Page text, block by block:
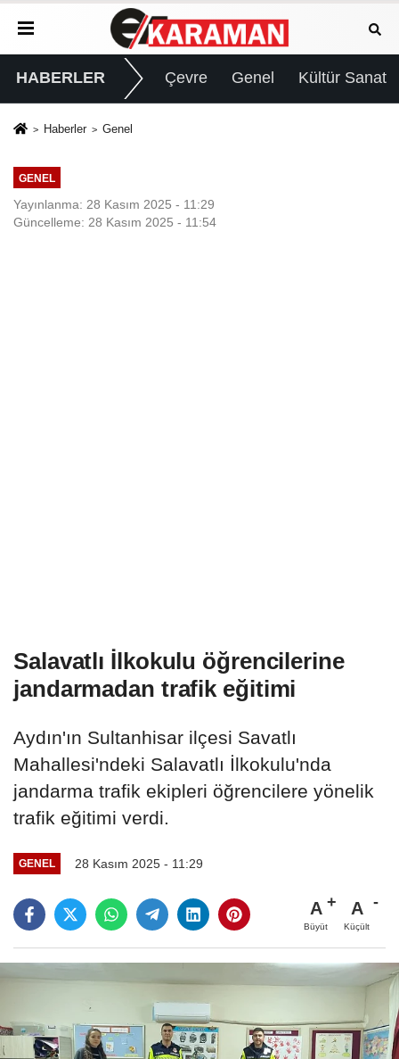
HABERLER Çevre Genel Kültür Sanat
Haberler Genel
GENEL
Yayınlanma: 28 Kasım 2025 - 11:29
Güncelleme: 28 Kasım 2025 - 11:54
Salavatlı İlkokulu öğrencilerine
jandarmadan trafik eğitimi
Aydın'ın Sultanhisar ilçesi Savatlı
Mahallesi'ndeki Salavatlı İlkokulu'nda
jandarma trafik ekipleri öğrencilere yönelik
trafik eğitimi verdi.
GENEL 28 Kasım 2025 - 11:29
A
Büyüt
A
Küçült